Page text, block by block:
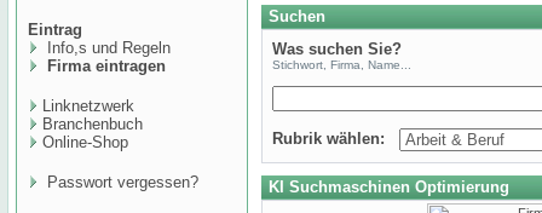
Eintrag
Info,s und Regeln
Firma eintragen
Linknetzwerk
Branchenbuch
Online-Shop
Passwort vergessen?
Suchen
Was suchen Sie?
Stichwort, Firma, Name...
Rubrik wählen:
KI Suchmaschinen Optimierung